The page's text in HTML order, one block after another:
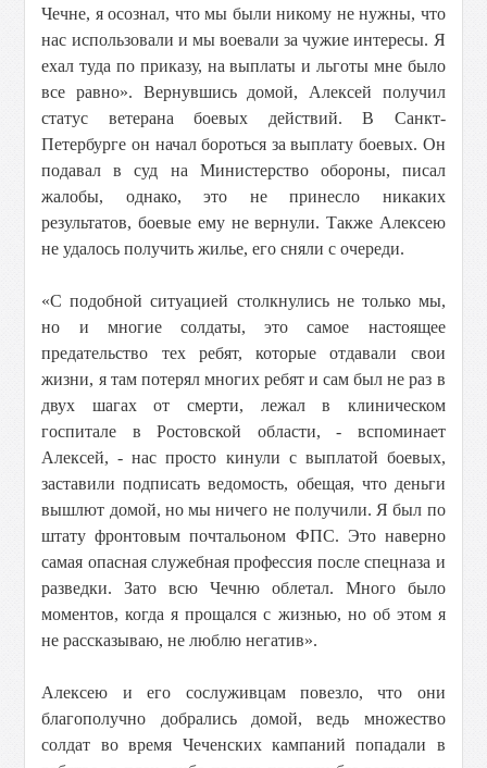
Чечне, я осознал, что мы были никому не нужны, что
нас использовали и мы воевали за чужие интересы. Я
ехал туда по приказу, на выплаты и льготы мне было
все равно». Вернувшись домой, Алексей получил
статус ветерана боевых действий. В Санкт-
Петербурге он начал бороться за выплату боевых. Он
подавал в суд на Министерство обороны, писал
жалобы, однако, это не принесло никаких
результатов, боевые ему не вернули. Также Алексею
не удалось получить жилье, его сняли с очереди.
«С подобной ситуацией столкнулись не только мы,
но и многие солдаты, это самое настоящее
предательство тех ребят, которые отдавали свои
жизни, я там потерял многих ребят и сам был не раз в
двух шагах от смерти, лежал в клиническом
госпитале в Ростовской области, - вспоминает
Алексей, - нас просто кинули с выплатой боевых,
заставили подписать ведомость, обещая, что деньги
вышлют домой, но мы ничего не получили. Я был по
штату фронтовым почтальоном ФПС. Это наверно
самая опасная служебная профессия после спецназа и
разведки. Зато всю Чечню облетал. Много было
моментов, когда я прощался с жизнью, но об этом я
не рассказываю, не люблю негатив».
Алексею и его сослуживцам повезло, что они
благополучно добрались домой, ведь множество
солдат во время Чеченских кампаний попадали в